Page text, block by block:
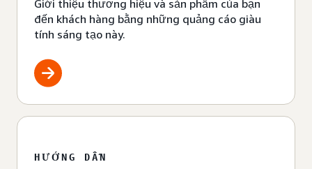
Giới thiệu thương hiệu và sản phẩm của bạn
đến khách hàng bằng những quảng cáo giàu
tính sáng tạo này.
HƯỚNG DẪN